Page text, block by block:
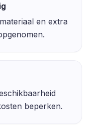
en extra
beperken.